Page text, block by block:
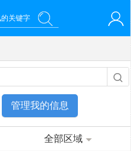
南西部新城社区新媒体综
网站
信快速登录
管理我的信息
全部区域